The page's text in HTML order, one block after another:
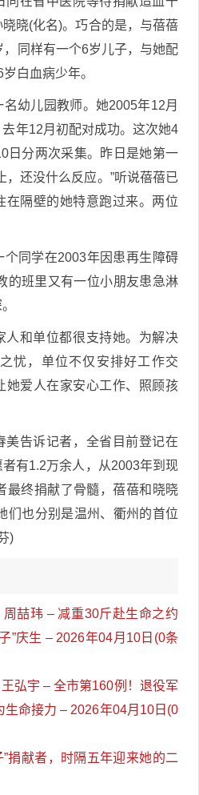
晓(化名)。巧合的是，与蓓蓓
同样有一个6岁儿子，与她配
白血病少年。
儿园教师。她2005年12月
年12月初配对成功。这次她4
日分两次采集。昨日是她第一
，还没什么反应。”听说蓓蓓已
在隔壁的她特意跑过来。两位
同学在2003年因患再生障碍
的班里又有一位小朋友患急淋
和单位都很支持她。为解决
忧，单位不仅安排好工作交
她爱人在家安心工作、照顾孩
告诉记者，全省目前登记在
有1.2万余人，从2003年到现
最终捐献了骨髓，蓓蓓和晓晓
们也分别是温州、衢州的首位
)
周喆玮 – 减重30斤赴生命之约
”庆生 – 2026年04月10日(0条
王弘宇 – 全市第160例！退役军
生命接力 – 2026年04月10日(0
”捐献者，时隔五年迎来她的二